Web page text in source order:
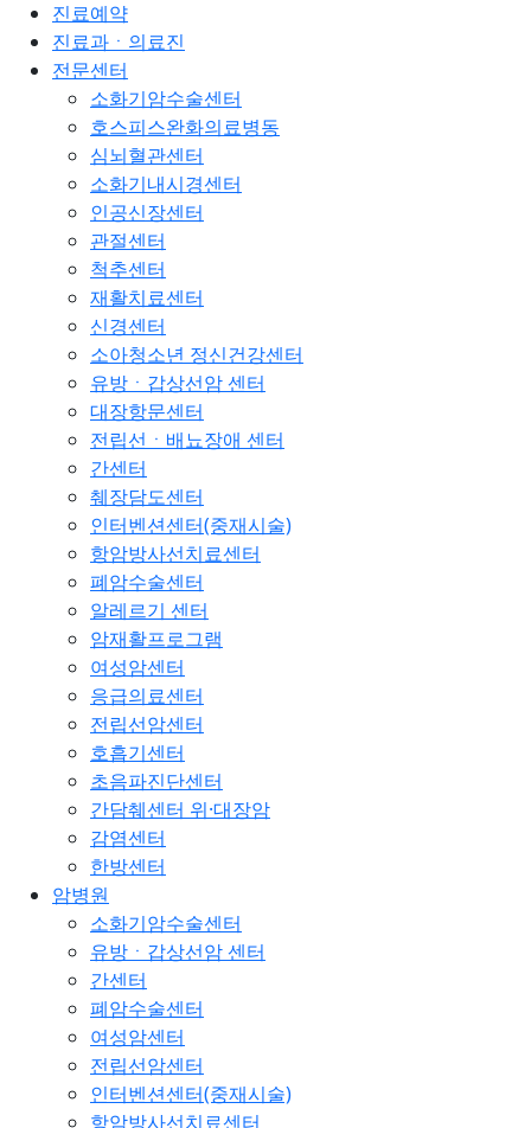
진료예약
진료과ㆍ의료진
전문센터
소화기암수술센터
호스피스완화의료병동
심뇌혈관센터
소화기내시경센터
인공신장센터
관절센터
척추센터
재활치료센터
신경센터
소아청소년 정신건강센터
유방ㆍ갑상선암 센터
대장항문센터
전립선ㆍ배뇨장애 센터
간센터
췌장담도센터
인터벤션센터(중재시술)
항암방사선치료센터
폐암수술센터
알레르기 센터
암재활프로그램
여성암센터
응급의료센터
전립선암센터
호흡기센터
초음파진단센터
간담췌센터 위·대장암
감염센터
한방센터
암병원
소화기암수술센터
유방ㆍ갑상선암 센터
간센터
폐암수술센터
여성암센터
전립선암센터
인터벤션센터(중재시술)
항암방사선치료센터